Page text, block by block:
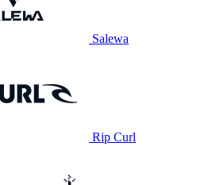
Salewa
Rip Curl